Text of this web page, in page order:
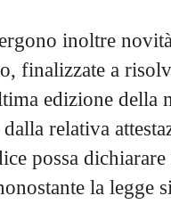
inoltre
finalizzate a
edizione della
relativa
possa dichiarare
la legge